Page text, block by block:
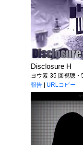
Disclosure H
ヨウ素 35 回視聴・
報告
URLコピー